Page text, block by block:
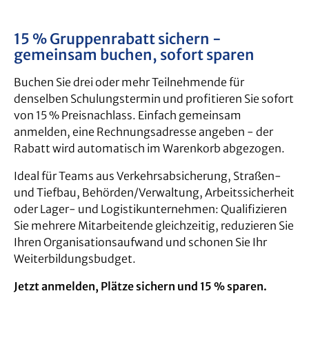
15 % Gruppenrabatt sichern -
gemeinsam buchen, sofort sparen
Buchen Sie drei oder mehr Teilnehmende für
denselben Schulungstermin und profitieren Sie sofort
von 15 % Preisnachlass. Einfach gemeinsam
anmelden, eine Rechnungsadresse angeben - der
Rabatt wird automatisch im Warenkorb abgezogen.
Ideal für Teams aus Verkehrsabsicherung, Straßen-
und Tiefbau, Behörden/Verwaltung, Arbeitssicherheit
oder Lager- und Logistikunternehmen: Qualifizieren
Sie mehrere Mitarbeitende gleichzeitig, reduzieren Sie
Ihren Organisationsaufwand und schonen Sie Ihr
Weiterbildungsbudget.
Jetzt anmelden, Plätze sichern und 15 % sparen.